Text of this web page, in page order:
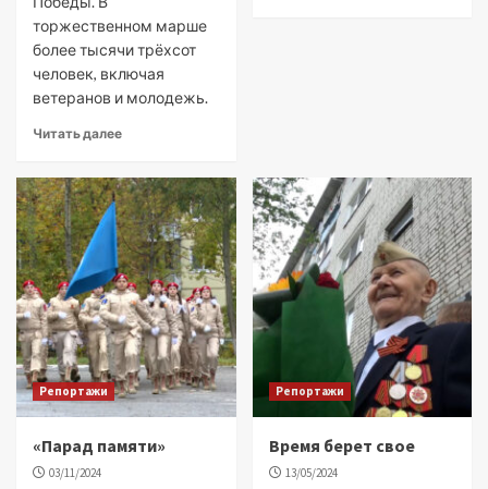
торжественном марше
более тысячи трёхсот
человек, включая
ветеранов и молодежь.
Читать далее
Репортажи
«Парад памяти»
03/11/2024
Репортажи
Время берет свое
13/05/2024